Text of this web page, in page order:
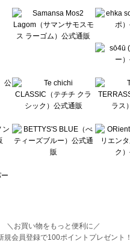
＼お買い物をもっと便利に／
規会員登録で100ポイントプレゼント！